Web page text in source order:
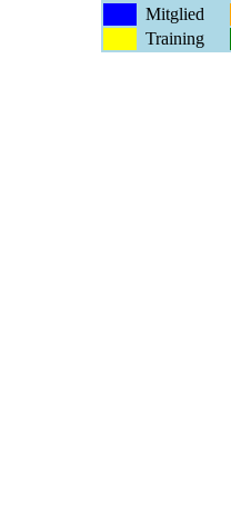
Mitglied
Training